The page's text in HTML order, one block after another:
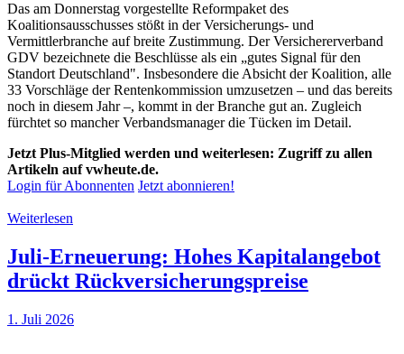
Das am Donnerstag vorgestellte Reformpaket des
Koalitionsausschusses stößt in der Versicherungs- und
Vermittlerbranche auf breite Zustimmung. Der Versichererverband
GDV bezeichnete die Beschlüsse als ein „gutes Signal für den
Standort Deutschland". Insbesondere die Absicht der Koalition, alle
33 Vorschläge der Rentenkommission umzusetzen – und das bereits
noch in diesem Jahr –, kommt in der Branche gut an. Zugleich
fürchtet so mancher Verbandsmanager die Tücken im Detail.
Jetzt Plus-Mitglied werden und weiterlesen: Zugriff zu allen
Artikeln auf vwheute.de.
Login für Abonnenten Jetzt abonnieren!
Weiterlesen
Juli-Erneuerung: Hohes Kapitalangebot
drückt Rückversicherungspreise
1. Juli 2026